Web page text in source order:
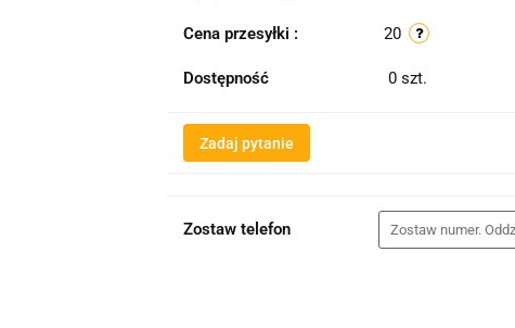
Cena przesyłki : 20
Dostępność 0 szt.
Zadaj pytanie
Zostaw telefon